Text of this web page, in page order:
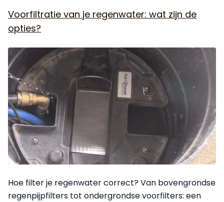
Voorfiltratie van je regenwater: wat zijn de
opties?
Hoe filter je regenwater correct? Van bovengrondse
regenpijpfilters tot ondergrondse voorfilters: een